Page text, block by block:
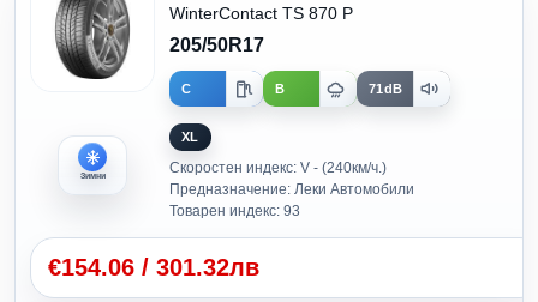
Зимни
WinterContact TS 870 P
205/50R17
C B 71dB
XL
Скоростен индекс: V - (240км/ч.)
Предназначение: Леки Автомобили
Товарен индекс: 93
€154.06 / 301.32лв